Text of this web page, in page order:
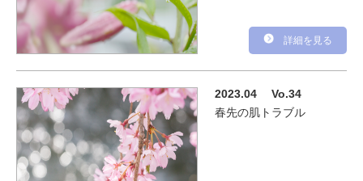
詳細を見る
2023.04 Vo.34
春先の肌トラブル